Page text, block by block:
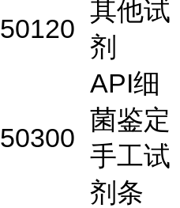
50120
其他试
剂
50300
API细
菌鉴定
手工试
剂条